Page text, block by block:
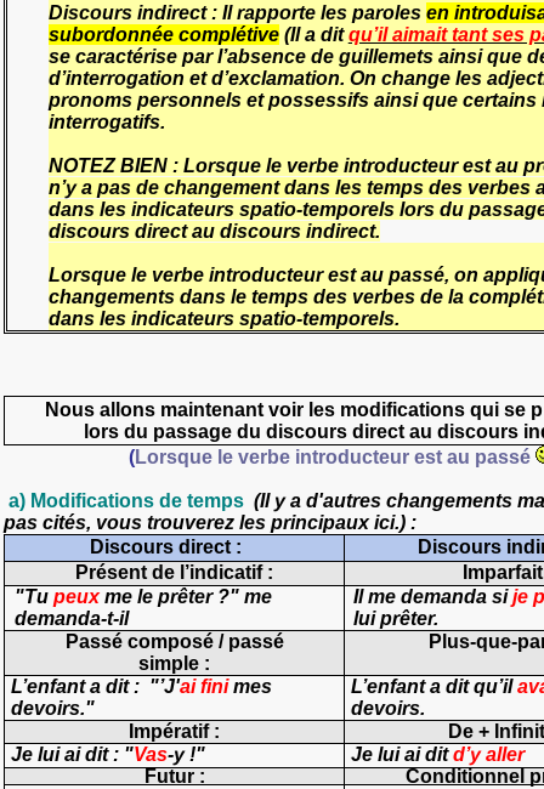
Discours indirect : Il rapporte les paroles en
subordonnée complétive(Il a ditqu’il aimait tant ses
se caractérise par l’absence de guillemets ainsi que
d’interrogation et d’exclamation. On change les
pronoms personnels et possessifs ainsi que certains
interrogatifs.
NOTEZ BIEN: Lorsque le verbe introducteur est au
n’y a pas de changement dans les temps des verbes
dans les indicateurs spatio-temporels lors du
discours direct au discours indirect.
Lorsque le verbe introducteur est au passé, on
changements dans le temps des verbes de la
dans les indicateurs spatio-temporels.
Nous allons maintenant voir les modifications qui se
lors du passage du discours direct au discours
(Lorsque le verbe introducteur est au passé
a) Modifications de temps (Il y a d'autres changements
pas cités, vous trouverez les principaux ici.) :
Discours direct :
Discours
Présent de l’indicatif :
"Tu peuxme le prêter ?" me
demanda-t-il
Il me demanda sije
lui prêter.
Passé composé / passé
simple :
Plus-que-
L’enfant a dit : "’J'ai finimes
devoirs."
L’enfant a dit qu’il
devoirs.
Impératif :
De +
Je lui ai dit : "Vas-y !" Je lui ai ditd’y aller
Futur :
Conditionnel